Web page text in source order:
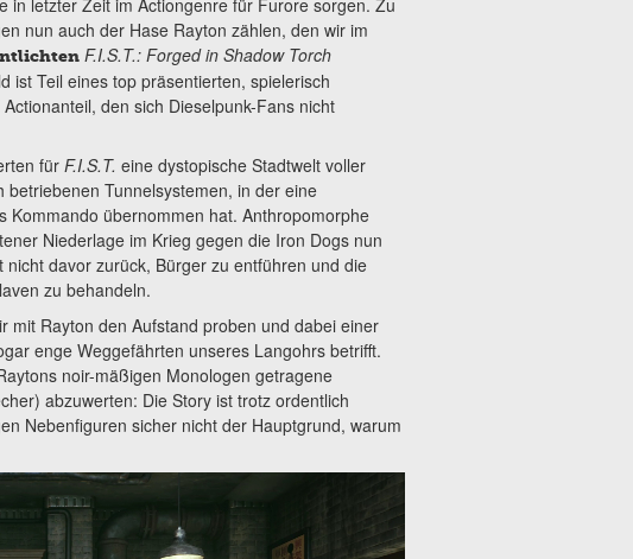
nun auch der Hase Rayton zählen, den wir im
F.I.S.T.: Forged in Shadow Torch
ist Teil eines top präsentierten, spielerisch
den sich Dieselpunk-Fans nicht
für F.I.S.T. eine dystopische Stadtwelt voller
Tunnelsystemen, in der eine
Kommando übernommen hat. Anthropomorphe
Niederlage im Krieg gegen die Iron Dogs nun
davor zurück, Bürger zu entführen und die
zu behandeln.
mit Rayton den Aufstand proben und dabei einer
enge Weggefährten unseres Langohrs betrifft.
noir-mäßigen Monologen getragene
abzuwerten: Die Story ist trotz ordentlich
Nebenfiguren sicher nicht der Hauptgrund, warum